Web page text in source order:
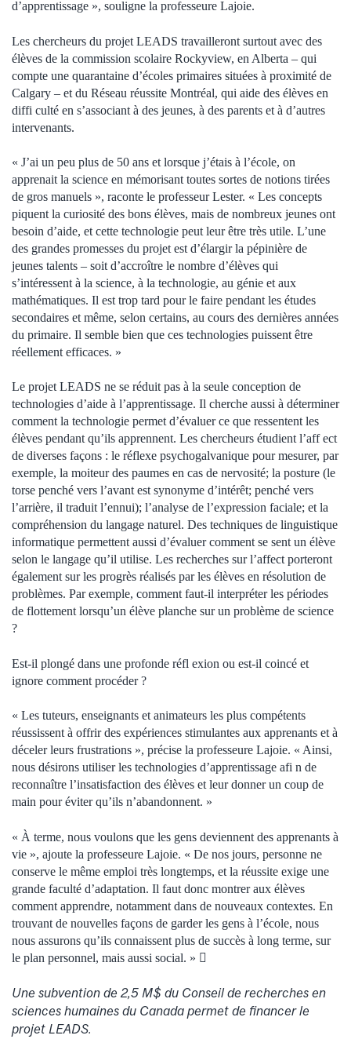
d’apprentissage », souligne la professeure Lajoie.
Les chercheurs du projet LEADS travailleront surtout avec des
élèves de la commission scolaire Rockyview, en Alberta – qui
compte une quarantaine d’écoles primaires situées à proximité de
Calgary – et du Réseau réussite Montréal, qui aide des élèves en
diffi culté en s’associant à des jeunes, à des parents et à d’autres
intervenants.
« J’ai un peu plus de 50 ans et lorsque j’étais à l’école, on
apprenait la science en mémorisant toutes sortes de notions tirées
de gros manuels », raconte le professeur Lester. « Les concepts
piquent la curiosité des bons élèves, mais de nombreux jeunes ont
besoin d’aide, et cette technologie peut leur être très utile. L’une
des grandes promesses du projet est d’élargir la pépinière de
jeunes talents – soit d’accroître le nombre d’élèves qui
s’intéressent à la science, à la technologie, au génie et aux
mathématiques. Il est trop tard pour le faire pendant les études
secondaires et même, selon certains, au cours des dernières années
du primaire. Il semble bien que ces technologies puissent être
réellement efficaces. »
Le projet LEADS ne se réduit pas à la seule conception de
technologies d’aide à l’apprentissage. Il cherche aussi à déterminer
comment la technologie permet d’évaluer ce que ressentent les
élèves pendant qu’ils apprennent. Les chercheurs étudient l’aff ect
de diverses façons : le réflexe psychogalvanique pour mesurer, par
exemple, la moiteur des paumes en cas de nervosité; la posture (le
torse penché vers l’avant est synonyme d’intérêt; penché vers
l’arrière, il traduit l’ennui); l’analyse de l’expression faciale; et la
compréhension du langage naturel. Des techniques de linguistique
informatique permettent aussi d’évaluer comment se sent un élève
selon le langage qu’il utilise. Les recherches sur l’affect porteront
également sur les progrès réalisés par les élèves en résolution de
problèmes. Par exemple, comment faut-il interpréter les périodes
de flottement lorsqu’un élève planche sur un problème de science
?
Est-il plongé dans une profonde réfl exion ou est-il coincé et
ignore comment procéder ?
« Les tuteurs, enseignants et animateurs les plus compétents
réussissent à offrir des expériences stimulantes aux apprenants et à
déceler leurs frustrations », précise la professeure Lajoie. « Ainsi,
nous désirons utiliser les technologies d’apprentissage afi n de
reconnaître l’insatisfaction des élèves et leur donner un coup de
main pour éviter qu’ils n’abandonnent. »
« À terme, nous voulons que les gens deviennent des apprenants à
vie », ajoute la professeure Lajoie. « De nos jours, personne ne
conserve le même emploi très longtemps, et la réussite exige une
grande faculté d’adaptation. Il faut donc montrer aux élèves
comment apprendre, notamment dans de nouveaux contextes. En
trouvant de nouvelles façons de garder les gens à l’école, nous
nous assurons qu’ils connaissent plus de succès à long terme, sur
le plan personnel, mais aussi social. » 
Une subvention de 2,5 M$ du Conseil de recherches en
sciences humaines du Canada permet de financer le
projet LEADS.